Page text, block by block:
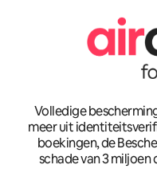
Volledige
meer uit
boekingen, de
schade van 3